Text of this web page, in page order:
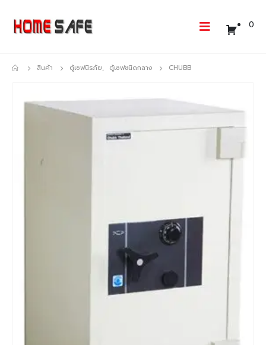
0
สินค้า ตู้เซฟนิรภัย, ตู้เซฟชนิดกลาง CHUBB